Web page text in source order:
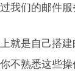
我们的邮件服
就是自己搭
不熟悉这些操